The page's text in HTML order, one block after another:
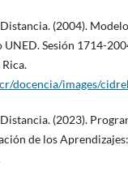
(2004).
Sesión 1714-
docencia/images/
(2023).
de los